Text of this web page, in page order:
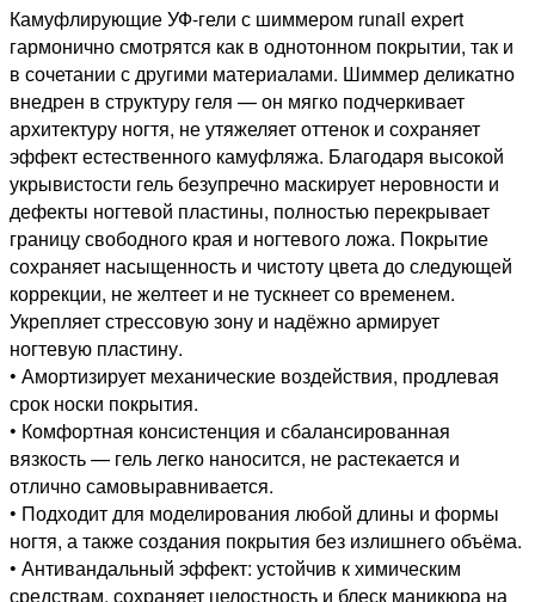
Expert
№137,
15г
банка
Камуфлирующие УФ-гели с шиммером runail expert
гармонично смотрятся как в однотонном покрытии, так и
в сочетании с другими материалами. Шиммер деликатно
внедрен в структуру геля — он мягко подчеркивает
архитектуру ногтя, не утяжеляет оттенок и сохраняет
эффект естественного камуфляжа. Благодаря высокой
укрывистости гель безупречно маскирует неровности и
дефекты ногтевой пластины, полностью перекрывает
границу свободного края и ногтевого ложа. Покрытие
сохраняет насыщенность и чистоту цвета до следующей
коррекции, не желтеет и не тускнеет со временем.
Укрепляет стрессовую зону и надёжно армирует
ногтевую пластину.
• Амортизирует механические воздействия, продлевая
срок носки покрытия.
• Комфортная консистенция и сбалансированная
вязкость — гель легко наносится, не растекается и
отлично самовыравнивается.
• Подходит для моделирования любой длины и формы
ногтя, а также создания покрытия без излишнего объёма.
• Антивандальный эффект: устойчив к химическим
средствам, сохраняет целостность и блеск маникюра на